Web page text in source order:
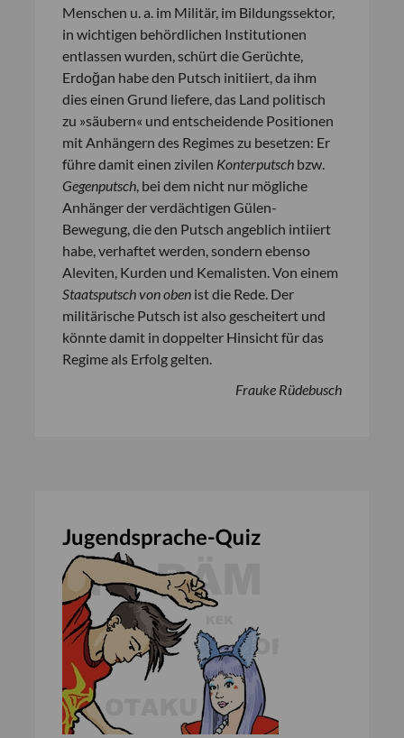
Menschen u. a. im Militär, im Bildungssektor,
in wichtigen behördlichen Institutionen
entlassen wurden, schürt die Gerüchte,
Erdoğan habe den Putsch initiiert, da ihm
dies einen Grund liefere, das Land politisch
zu »säubern« und entscheidende Positionen
mit Anhängern des Regimes zu besetzen: Er
führe damit einen zivilen Konterputsch bzw.
Gegenputsch , bei dem nicht nur mögliche
Anhänger der verdächtigen Gülen-
Bewegung, die den Putsch angeblich intiiert
habe, verhaftet werden, sondern ebenso
Aleviten, Kurden und Kemalisten. Von einem
Staatsputsch von oben ist die Rede. Der
militärische Putsch ist also gescheitert und
könnte damit in doppelter Hinsicht für das
Regime als Erfolg gelten.
Frauke Rüdebusch